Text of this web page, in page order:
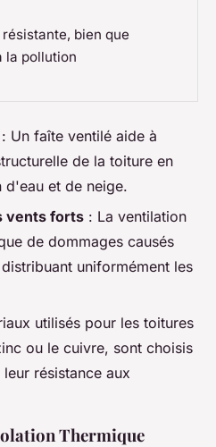
bien que
la pollution
: Un faîte ventilé aide à
de la toiture en
et de neige.
vents forts : La ventilation
de dommages causés
uniformément les
utilisés pour les toitures
ou le cuivre, sont choisis
résistance aux
Thermique